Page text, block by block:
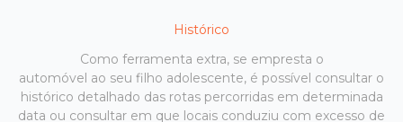
Histórico
Como ferramenta extra, se empresta o
automóvel ao seu filho adolescente, é possível consultar o
histórico detalhado das rotas percorridas em determinada
data ou consultar em que locais conduziu com excesso de